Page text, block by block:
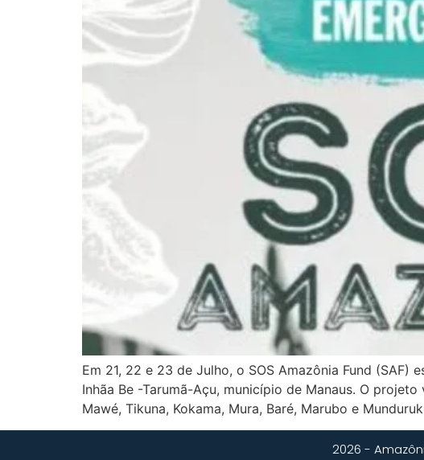
Em 21, 22 e 23 de Julho, o SOS Amazônia Fund (SAF)
Inhãa Be -Tarumã-Açu, município de Manaus. O
Mawé, Tikuna, Kokama, Mura, Baré, Marubo e
2026 -